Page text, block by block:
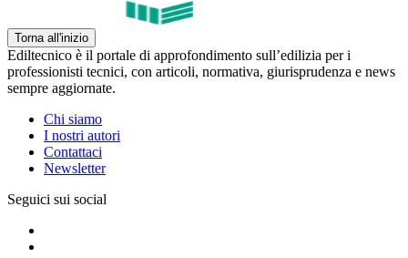
Torna all'inizio
Ediltecnico è il portale di approfondimento sull’edilizia per i
professionisti tecnici, con articoli, normativa, giurisprudenza e news
sempre aggiornate.
Chi siamo
I nostri autori
Contattaci
Newsletter
Seguici sui social